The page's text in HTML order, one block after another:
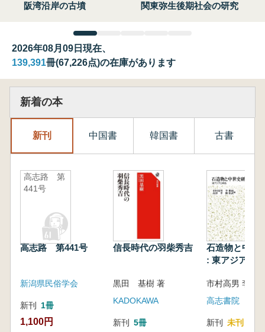
阪湾沿岸の古墳
関東弥生後期社会の研究
2026年08月09日現在、
139,391冊(67,226点)の在庫があります
新着の本
新刊 中国書 韓国書 古書
高志路 第
441号
高志路 第441号
新潟県民俗学会
新刊 1冊
1,100円
信長時代の羽柴秀吉
黒田 基樹 著
KADOKAWA
新刊 5冊
石造物と中世
: 東アジアと
高志書院
新刊 未刊